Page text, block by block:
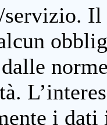
servizio.
i